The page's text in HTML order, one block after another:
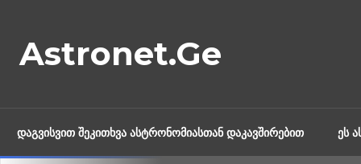
content
Astronet.Ge
ᲓᲐᲒᲕᲘᲡᲕᲘᲗ ᲨᲔᲙᲘᲗᲮᲕᲐ ᲐᲡᲢᲠᲝᲜᲝᲛᲘᲐᲡᲗᲐᲜ ᲓᲐᲙᲐᲕᲨᲘᲠᲔᲑᲘᲗ ᲔᲡ